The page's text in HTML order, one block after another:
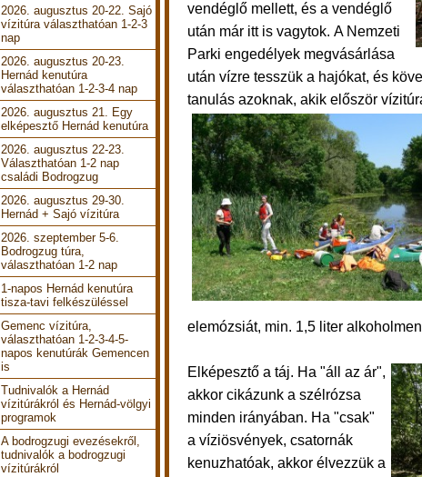
vendéglő mellett, és a vendéglő
után már itt is vagytok. A Nemzeti
Parki engedélyek megvásárlása
után vízre tesszük a hajókat, és
tanulás azoknak, akik először
elemózsiát, min. 1,5 liter
E lképesztő a táj. Ha "áll az ár",
akkor cikázunk a szélrózsa
minden irányában. Ha "csak"
a víziösvények, csatornák
kenuzhatóak, akkor élvezzük a
2026. augusztus 20-22. Sajó
vízitúra választhatóan 1-2-3
nap
2026. augusztus 20-23.
Hernád kenutúra
választhatóan 1-2-3-4 nap
2026. augusztus 21. Egy
elképesztő Hernád kenutúra
2026. augusztus 22-23.
Választhatóan 1-2 nap
családi Bodrogzug
2026. augusztus 29-30.
Hernád + Sajó vízitúra
2026. szeptember 5-6.
Bodrogzug túra,
választhatóan 1-2 nap
1-napos Hernád kenutúra
tisza-tavi felkészüléssel
Gemenc vízitúra,
választhatóan 1-2-3-4-5-
napos kenutúrák Gemencen
is
Tudnivalók a Hernád
vízitúrákról és Hernád-völgyi
programok
A bodrogzugi evezésekről,
tudnivalók a bodrogzugi
vízitúrákról